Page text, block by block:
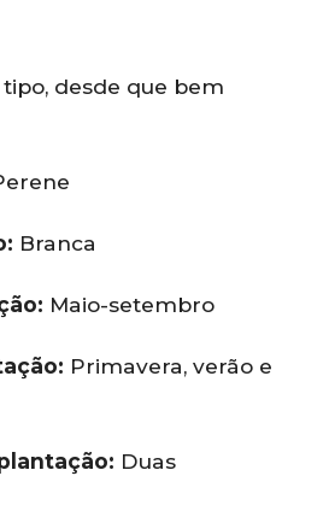
desde que bem
Branca
Maio-setembro
Primavera, verão e
Duas